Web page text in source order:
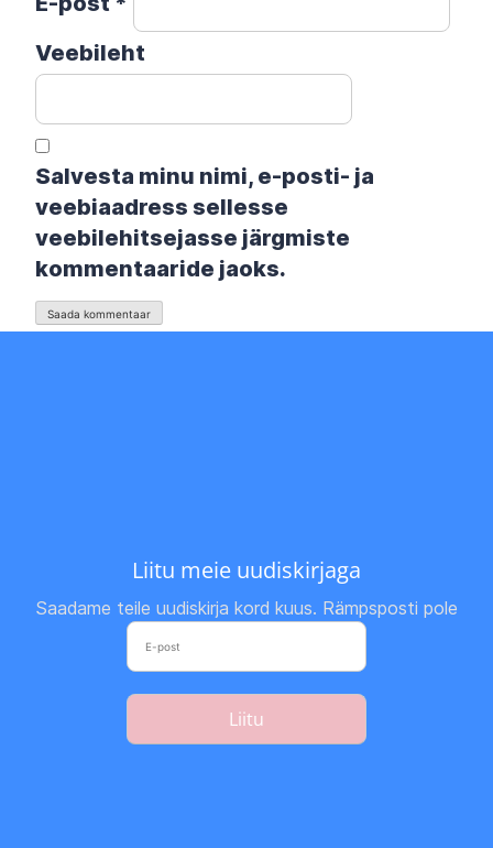
Veebileht
Salvesta minu nimi, e-posti- ja
veebiaadress sellesse
veebilehitsejasse järgmiste
kommentaaride jaoks.
Liitu meie uudiskirjaga
Saadame teile uudiskirja kord kuus. Rämpsposti pole
Liitu